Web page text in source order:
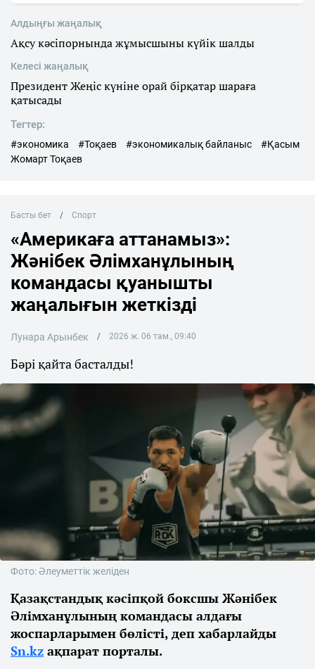
Алдыңғы жаңалық
Ақсу кәсіпорнында жұмысшыны күйік шалды
Келесі жаңалық
Президент Жеңіс күніне орай бірқатар шараға
қатысады
Тегтер:
#экономика #Тоқаев #экономикалық байланыс
#Қасым
Жомарт Тоқаев
Басты бет Спорт
«Америкаға аттанамыз»:
Жәнібек Әлімханұлының
командасы қуанышты
жаңалығын жеткізді
Лунара Арынбек 2026 ж. 06 там., 09:40
Бәрі қайта басталды!
Фото: Әлеуметтік желіден
Қазақстандық кәсіпқой боксшы Жәнібек
Әлімханұлының командасы алдағы
жоспарларымен бөлісті, деп хабарлайды
Sn.kz ақпарат порталы.